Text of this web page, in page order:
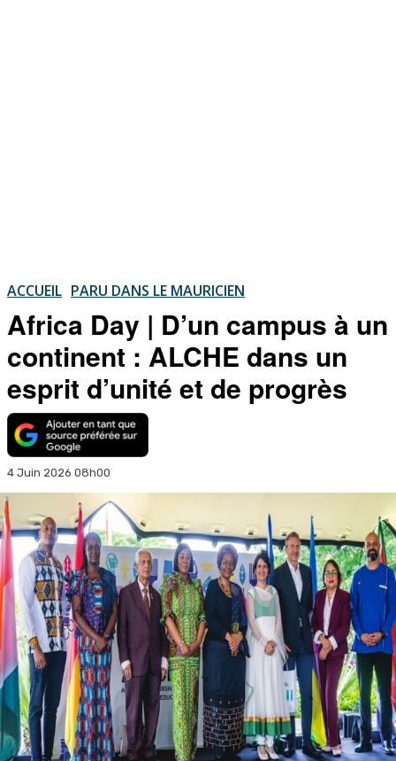
ACCUEIL PARU DANS LE MAURICIEN
Africa Day | D’un campus à un
continent : ALCHE dans un
esprit d’unité et de progrès
4 Juin 2026 08h00